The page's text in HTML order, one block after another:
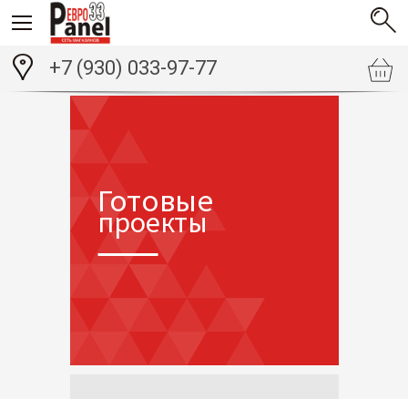
+7 (930) 033-97-77
Готовые
проекты